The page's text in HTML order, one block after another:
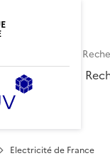
Electricité de France